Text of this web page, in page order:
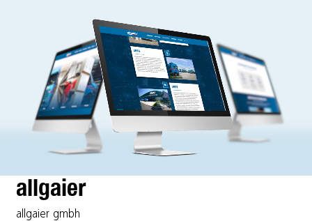
allgaier
allgaier gmbh
ideenreich